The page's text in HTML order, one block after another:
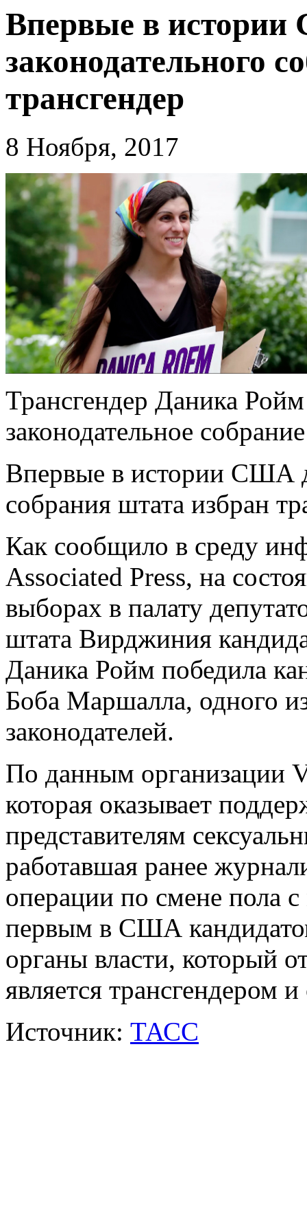
Впервые в
законодательного
трансгендер
8 Ноября, 2017
Трансгендер Даника
законодательное
Впервые в истории США
собрания штата избран
Как сообщило в среду
Associated Press, на
выборах в палату
штата Вирджиния
Даника Ройм победила
Боба Маршалла, одного
законодателей.
По данным организации
которая оказывает
представителям
работавшая ранее
операции по смене пола
первым в США
органы власти, который
является трансгендером
Источник: ТАСС